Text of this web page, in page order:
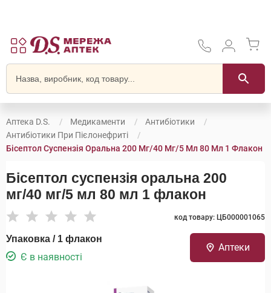
Аптека D.S. Медикаменти
Антибіотики
Антибіотики При Пієлонефриті
Бісептол Суспензія Оральна 200 Мг/40 Мг/5 Мл 80 Мл 1 Флакон
Бісептол суспензія оральна 200
мг/40 мг/5 мл 80 мл 1 флакон
код товару: ЦБ000001065
Упаковка / 1 флакон
Є в наявності
Аптеки